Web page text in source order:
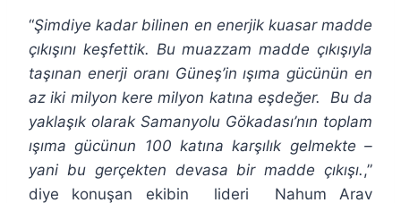
“Şimdiye kadar bilinen en enerjik kuasar madde
çıkışını keşfettik. Bu muazzam madde çıkışıyla
taşınan enerji oranı Güneş’in ışıma gücünün en
az iki milyon kere milyon katına eşdeğer. Bu da
yaklaşık olarak Samanyolu Gökadası’nın toplam
ışıma gücünun 100 katına karşılık gelmekte –
yani bu gerçekten devasa bir madde çıkışı.,”
diye konuşan ekibin lideri Nahum Arav